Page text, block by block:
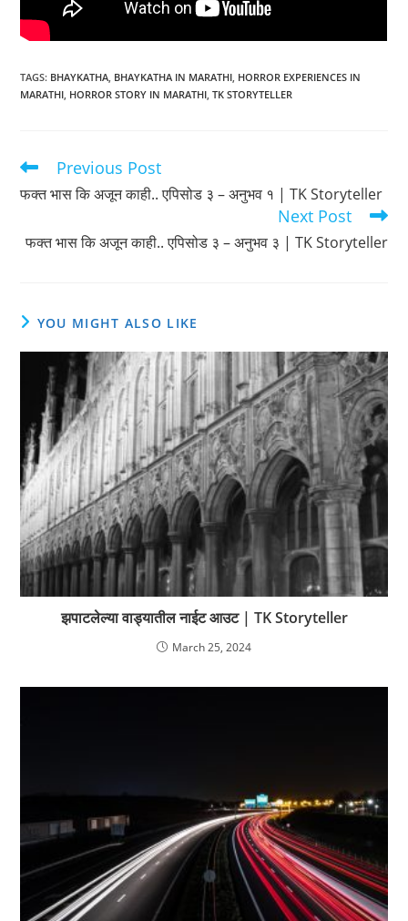
TAGS: BHAYKATHA BHAYKATHA IN MARATHI HORROR EXPERIENCES IN
MARATHI HORROR STORY IN MARATHI TK STORYTELLER
Read
articles
Previous Post
फक्त भास कि अजून काही.. एपिसोड ३ – अनुभव १ | TK Storyteller
Next Post
फक्त भास कि अजून काही.. एपिसोड ३ – अनुभव ३ | TK Storyteller
YOU MIGHT ALSO LIKE
झपाटलेल्या वाड्यातील नाईट आउट | TK Storyteller
March 25, 2024